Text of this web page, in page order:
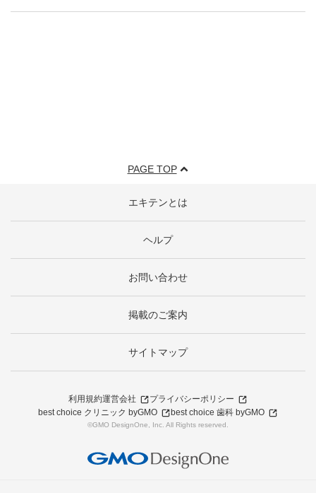
PAGE TOP
エキテンとは
ヘルプ
お問い合わせ
掲載のご案内
サイトマップ
利用規約運営会社
プライバシーポリシー
best choice クリニック byGMO
best choice 歯科 byGMO
©GMO DesignOne, Inc. All Rights reserved.